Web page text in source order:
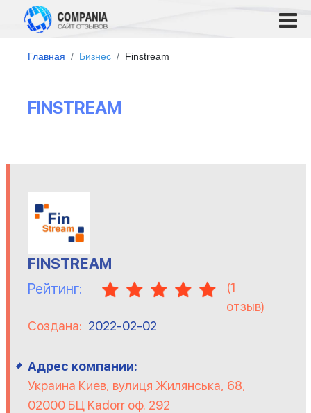
Главная Бизнес Finstream
FINSTREAM
FINSTREAM
Рейтинг: (1
отзыв)
Создана: 2022-02-02
Адрес компании:
Украина Киев, вулиця Жилянська, 68,
02000 БЦ Kadorr оф. 292